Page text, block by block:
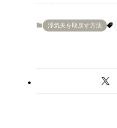
浮気夫を取戻す方法